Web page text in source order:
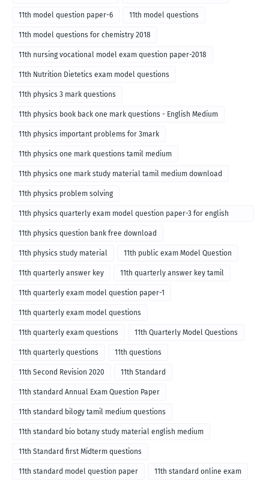
11th model question paper-6 11th model questions
11th model questions for chemistry 2018
11th nursing vocational model exam question paper-2018
11th Nutrition Dietetics exam model questions
11th physics 3 mark questions
11th physics book back one mark questions - English Medium
11th physics important problems for 3mark
11th physics one mark questions tamil medium
11th physics one mark study material tamil medium download
11th physics problem solving
11th physics quarterly exam model question paper-3 for english
medium
11th physics question bank free download
11th physics study material 11th public exam Model Question
11th quarterly answer key 11th quarterly answer key tamil
11th quarterly exam model question paper-1
11th quarterly exam model questions
11th quarterly exam questions 11th Quarterly Model Questions
11th quarterly questions 11th questions
11th Second Revision 2020 11th Standard
11th standard Annual Exam Question Paper
11th standard bilogy tamil medium questions
11th standard bio botany study material english medium
11th Standard first Midterm questions
11th standard model question paper 11th standard online exam